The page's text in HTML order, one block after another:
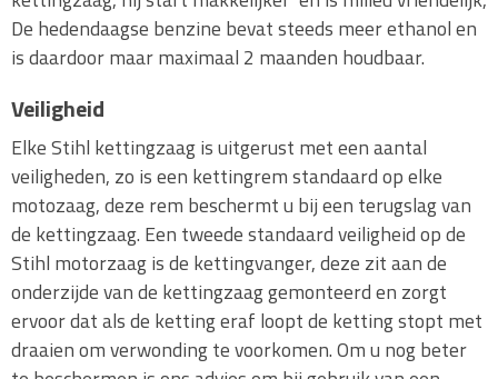
De hedendaagse benzine bevat steeds meer ethanol en
is daardoor maar maximaal 2 maanden houdbaar.
Veiligheid
Elke Stihl kettingzaag is uitgerust met een aantal
veiligheden, zo is een kettingrem standaard op elke
motozaag, deze rem beschermt u bij een terugslag van
de kettingzaag. Een tweede standaard veiligheid op de
Stihl motorzaag is de kettingvanger, deze zit aan de
onderzijde van de kettingzaag gemonteerd en zorgt
ervoor dat als de ketting eraf loopt de ketting stopt met
draaien om verwonding te voorkomen. Om u nog beter